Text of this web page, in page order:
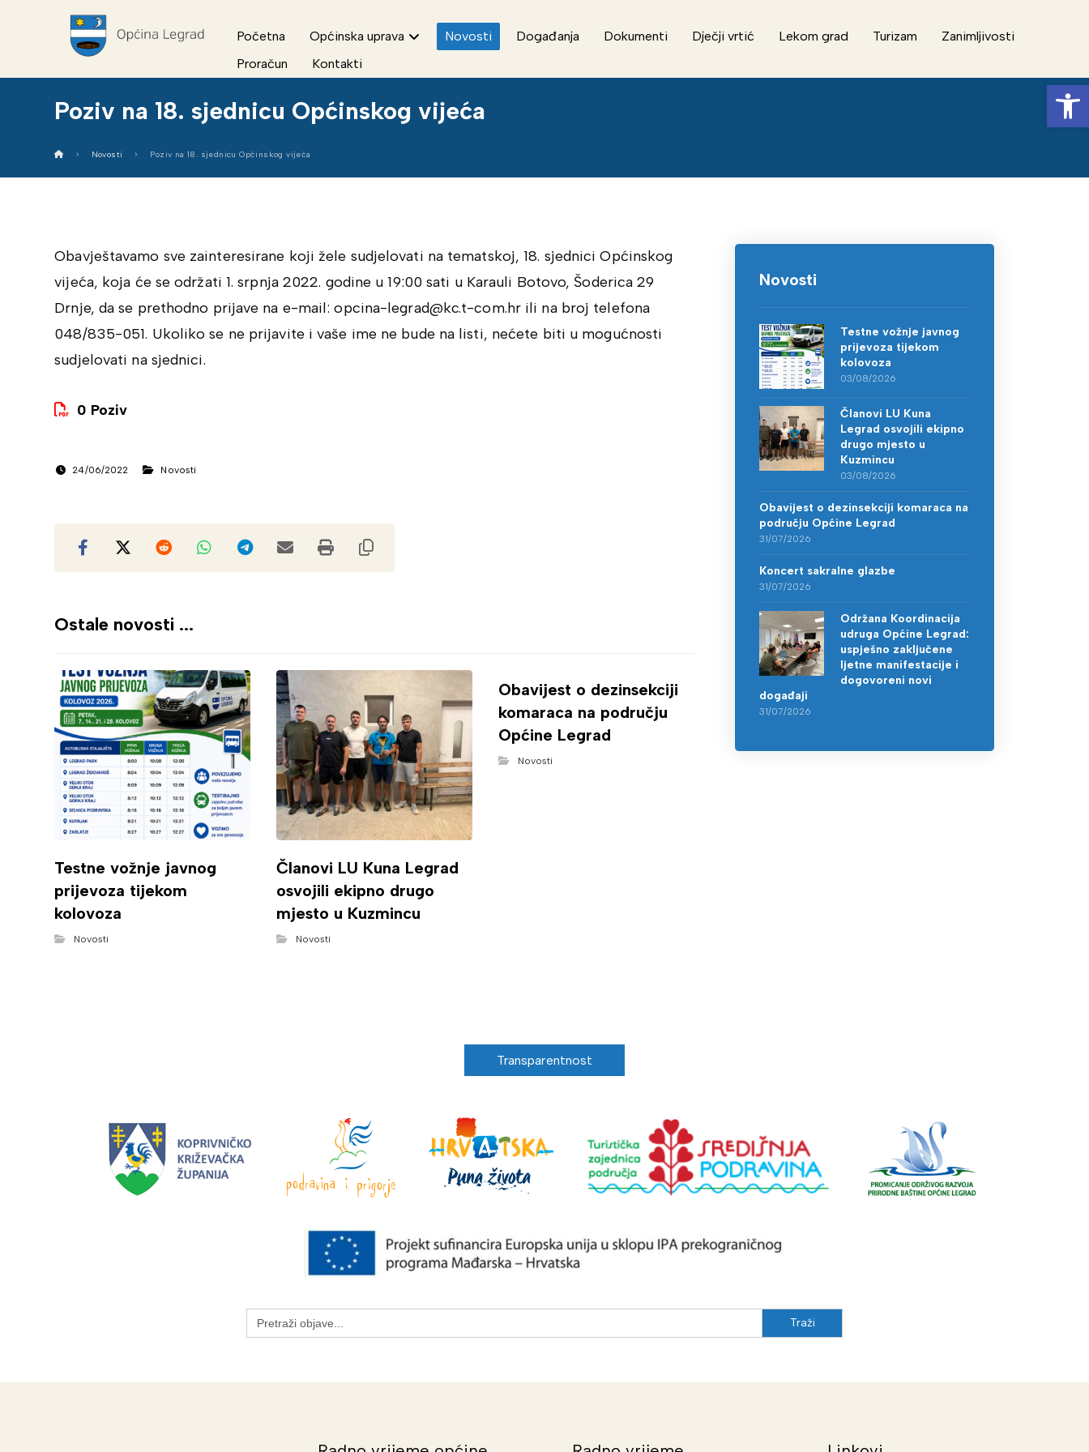
Početna Općinska uprava Novosti Događanja Dokumenti Dječji vrtić Lekom grad Turizam
Zanimljivosti
Proračun
Kontakti
Poziv na 18. sjednicu Općinskog vijeća
Novosti Poziv na 18. sjednicu Općinskog vijeća
Obavještavamo sve zainteresirane koji žele sudjelovati na tematskoj, 18. sjednici Općinskog
vijeća, koja će se održati 1. srpnja 2022. godine u 19:00 sati u Karauli Botovo, Šoderica 29
Drnje, da se prethodno prijave na e-mail: opcina-legrad@kc.t-com.hr ili na broj telefona
048/835-051. Ukoliko se ne prijavite i vaše ime ne bude na listi, nećete biti u mogućnosti
sudjelovati na sjednici.
0 Poziv
24/06/2022 Novosti
Ostale novosti ...
Testne vožnje javnog
prijevoza tijekom
kolovoza
Novosti
Članovi LU Kuna Legrad
osvojili ekipno drugo
mjesto u Kuzmincu
Novosti
Obavijest o dezinsekciji
komaraca na području
Općine Legrad
Novosti
Novosti
Testne vožnje javnog
prijevoza tijekom
kolovoza
03/08/2026
Članovi LU Kuna
Legrad osvojili ekipno
drugo mjesto u
Kuzmincu
03/08/2026
Obavijest o dezinsekciji komaraca na
području Općine Legrad
31/07/2026
Koncert sakralne glazbe
31/07/2026
Održana Koordinacija
udruga Općine Legrad:
uspješno zaključene
ljetne manifestacije i
dogovoreni novi
događaji
31/07/2026
Transparentnost
Search
for: